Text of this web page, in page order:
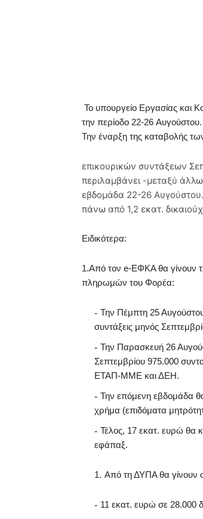
Το υπουργείο Εργασίας και
την περίοδο 22-26 Aυγούστου.
Την έναρξη της καταβολής
επικουρικών συντάξεων
περιλαμβάνει -μεταξύ
εβδομάδα 22-26
πάνω από 1,2 εκατ.
Ειδικότερα:
1.Από τον e-ΕΦΚΑ θα γίνουν
πληρωμών του Φορέα:
Την Πέμπτη 25
συντάξεις μηνός
Την Παρασκευή 26
Σεπτεμβρίου 975.000
ΕΤΑΠ-ΜΜΕ και ΔΕΗ.
Την επόμενη εβδομάδα
χρήμα (επιδόματα
Τέλος, 17 εκατ. ευρώ θα
εφάπαξ.
Από τη ΔΥΠΑ θα γίνουν
11 εκατ. ευρώ σε 28.000